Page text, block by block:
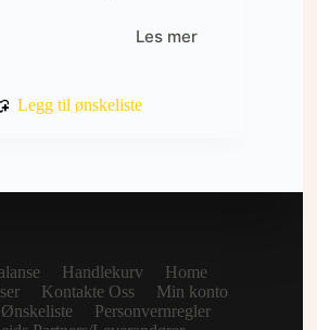
Les mer
Legg til ønskeliste
Handlekurv
Home
Kontakte Oss
Min konto
Ønskeliste
Personvernregler